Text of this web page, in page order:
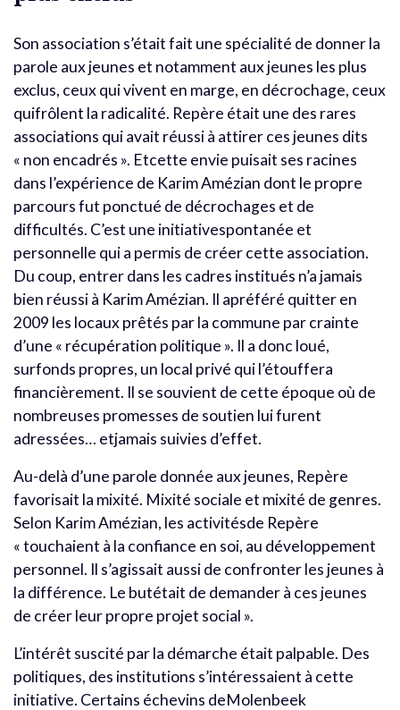
Son association s’était fait une spécialité de donner la
parole aux jeunes et notamment aux jeunes les plus
exclus, ceux qui vivent en marge, en décrochage, ceux
quifrôlent la radicalité. Repère était une des rares
associations qui avait réussi à attirer ces jeunes dits
« non encadrés ». Etcette envie puisait ses racines
dans l’expérience de Karim Amézian dont le propre
parcours fut ponctué de décrochages et de
difficultés. C’est une initiativespontanée et
personnelle qui a permis de créer cette association.
Du coup, entrer dans les cadres institués n’a jamais
bien réussi à Karim Amézian. Il apréféré quitter en
2009 les locaux prêtés par la commune par crainte
d’une « récupération politique ». Il a donc loué,
surfonds propres, un local privé qui l’étouffera
financièrement. Il se souvient de cette époque où de
nombreuses promesses de soutien lui furent
adressées… etjamais suivies d’effet.
Au-delà d’une parole donnée aux jeunes, Repère
favorisait la mixité. Mixité sociale et mixité de genres.
Selon Karim Amézian, les activitésde Repère
« touchaient à la confiance en soi, au développement
personnel. Il s’agissait aussi de confronter les jeunes à
la différence. Le butétait de demander à ces jeunes
de créer leur propre projet social ».
L’intérêt suscité par la démarche était palpable. Des
politiques, des institutions s’intéressaient à cette
initiative. Certains échevins deMolenbeek